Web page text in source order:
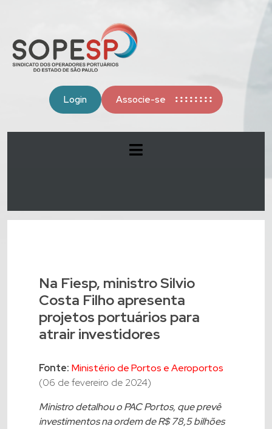
Login Associe-se
Na Fiesp, ministro Silvio
Costa Filho apresenta
projetos portuários para
atrair investidores
Fonte: Ministério de Portos e Aeroportos
(06 de fevereiro de 2024)
Ministro detalhou o PAC Portos, que prevê
investimentos na ordem de R$ 78,5 bilhões